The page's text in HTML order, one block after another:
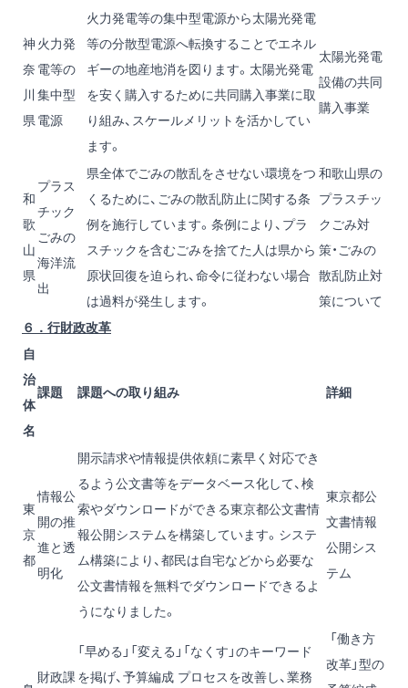
神
奈
川
県
火力発
電等の
集中型
電源
火力発電等の集中型電源から太陽光発電
等の分散型電源へ転換することでエネル
ギーの地産地消を図ります。太陽光発電
を安く購入するために共同購入事業に取
り組み、スケールメリットを活かしてい
ます。
太陽光発電
設備の共同
購入事業
和
歌
山
県
プラス
チック
ごみの
海洋流
出
県全体でごみの散乱をさせない環境をつ
くるために、ごみの散乱防止に関する条
例を施行しています。条例により、プラ
スチックを含むごみを捨てた人は県から
原状回復を迫られ、命令に従わない場合
は過料が発生します。
和歌山県の
プラスチッ
クごみ対
策・ごみの
散乱防止対
策について
６．行財政改革
自
治
体
名
課題 課題への取り組み 詳細
東
京
都
情報公
開の推
進と透
明化
開示請求や情報提供依頼に素早く対応でき
るよう公文書等をデータベース化して、検
索やダウンロードができる東京都公文書情
報公開システムを構築しています。システ
ム構築により、都民は自宅などから必要な
公文書情報を無料でダウンロードできるよ
うになりました。
東京都公
文書情報
公開シス
テム
財政課
「早める」「変える」「なくす」のキーワード
を掲げ、予算編成 プロセスを改善し、業務
「働き方
改革」型の